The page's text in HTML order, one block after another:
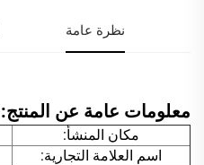
نظرة عامة
معلومات عامة عن المنتج:
مكان المنشأ:
اسم العلامة التجارية: